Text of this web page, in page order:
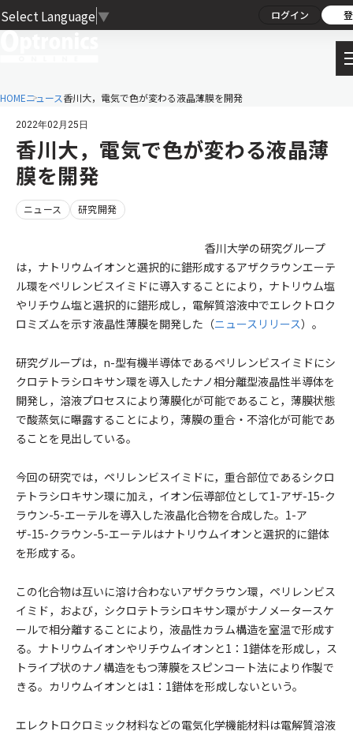
Select Language ▼ ログイン
HOMEニュース香川大，電気で色が変わる液晶薄膜を開発
2022年02月25日
香川大，電気で色が変わる液晶薄
膜を開発
ニュース 研究開発
香川大学の研究グループ
は，ナトリウムイオンと選択的に錯形成するアザクラウンエーテ
ル環をペリレンビスイミドに導入することにより，ナトリウム塩
やリチウム塩と選択的に錯形成し，電解質溶液中でエレクトロク
ロミズムを示す液晶性薄膜を開発した（ニュースリリース）。
研究グループは，n-型有機半導体であるペリレンビスイミドにシ
クロテトラシロキサン環を導入したナノ相分離型液晶性半導体を
開発し，溶液プロセスにより薄膜化が可能であること，薄膜状態
で酸蒸気に曝露することにより，薄膜の重合・不溶化が可能であ
ることを見出している。
今回の研究では，ペリレンビスイミドに，重合部位であるシクロ
テトラシロキサン環に加え，イオン伝導部位として1-アザ-15-ク
ラウン-5-エーテルを導入した液晶化合物を合成した。1-ア
ザ-15-クラウン-5-エーテルはナトリウムイオンと選択的に錯体
を形成する。
この化合物は互いに溶け合わないアザクラウン環，ペリレンビス
イミド，および，シクロテトラシロキサン環がナノメータースケ
ールで相分離することにより，液晶性カラム構造を室温で形成す
る。ナトリウムイオンやリチウムイオンと1：1錯体を形成し，ス
トライプ状のナノ構造をもつ薄膜をスピンコート法により作製で
きる。カリウムイオンとは1：1錯体を形成しないという。
エレクトロクロミック材料などの電気化学機能材料は電解質溶液